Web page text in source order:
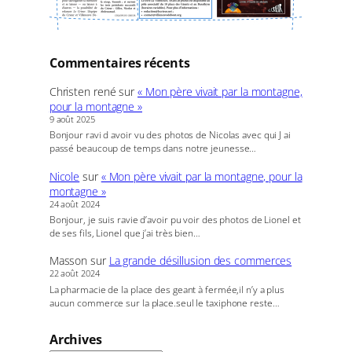
Commentaires récents
Christen rené sur« Mon père vivait par la montagne,
pour la montagne »
9 août 2025
Bonjour ravi d avoir vu des photos de Nicolas avec qui J ai
passé beaucoup de temps dans notre jeunesse…
Nicole sur« Mon père vivait par la montagne, pour la
montagne »
24 août 2024
Bonjour, je suis ravie d’avoir pu voir des photos de Lionel et
de ses fils, Lionel que j’ai très bien…
Masson sur La grande désillusion des commerces
22 août 2024
La pharmacie de la place des geant à fermée,il n’y a plus
aucun commerce sur la place.seul le taxiphone reste…
Archives